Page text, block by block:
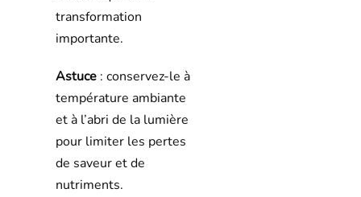
transformation
importante.
Astuce: conservez-le à
température ambiante
et à l’abri de la lumière
pour limiter les pertes
de saveur et de
nutriments.